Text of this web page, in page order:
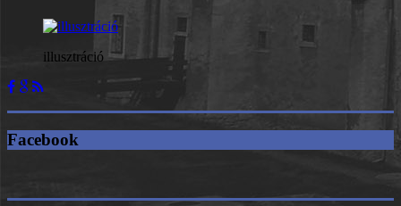
illusztráció
Facebook